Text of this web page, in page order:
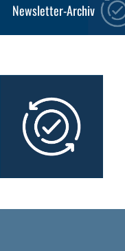
Newsletter-Archiv